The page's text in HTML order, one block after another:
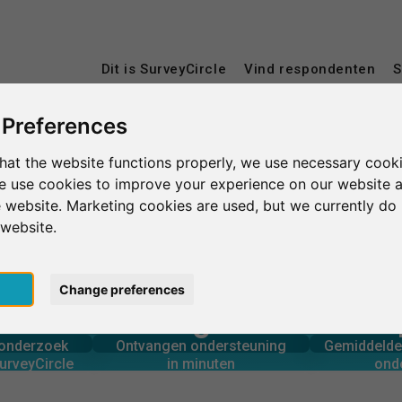
the website functions properly, we use necessary
use cookies to improve your experience on our website
website. Marketing cookies are used, but we currently
Change preferences
Dit is SurveyCircle Vind respondenten
Université de Namur
via 0
Ontvangen ondersteuning
in minuten
0
Ondersteuning geboden
Aantal